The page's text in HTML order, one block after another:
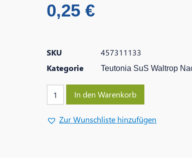
0,25 €
SKU
457311133
Kategorie
Teutonia SuS Waltrop
In den Warenkorb
Zur Wunschliste hinzufügen